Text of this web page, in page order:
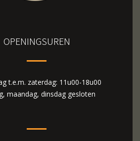
OPENINGSUREN
t.e.m. zaterdag: 11u00-18u00
maandag, dinsdag gesloten